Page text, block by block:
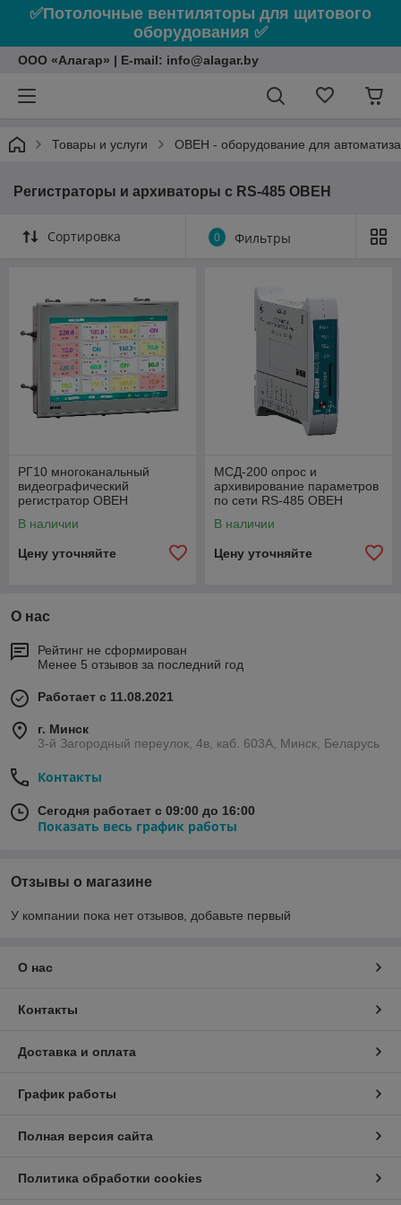
✅Потолочные вентиляторы для щитового
оборудования ✅
ООО «Алагар» | E-mail: info@alagar.by
Товары и услуги ОВЕН - оборудование для
Регистраторы и архиваторы с RS-485 ОВЕН
Сортировка 0 Фильтры
РГ10 многоканальный
видеографический
регистратор ОВЕН
В наличии
Цену уточняйте
МСД-200 опрос и
архивирование параметров
по сети RS-485 ОВЕН
В наличии
Цену уточняйте
О нас
Рейтинг не сформирован
Менее 5 отзывов за последний год
Работает с 11.08.2021
г. Минск
3-й Загородный переулок, 4в, каб. 603А, Минск, Беларусь
Контакты
Сегодня работает с 09:00 до 16:00
Показать весь график работы
Отзывы о магазине
У компании пока нет отзывов, добавьте первый
О нас
Контакты
Доставка и оплата
График работы
Полная версия сайта
Политика обработки cookies